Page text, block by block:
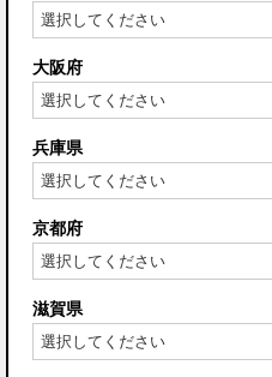
大阪府
兵庫県
京都府
滋賀県